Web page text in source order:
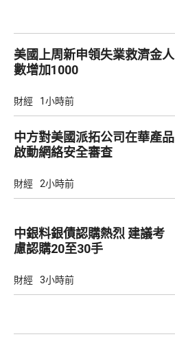
美國上周新申領失業救濟金人
數增加1000
財經 1小時前
中方對美國派拓公司在華產品
啟動網絡安全審查
財經 2小時前
中銀料銀債認購熱烈 建議考
慮認購20至30手
財經 3小時前